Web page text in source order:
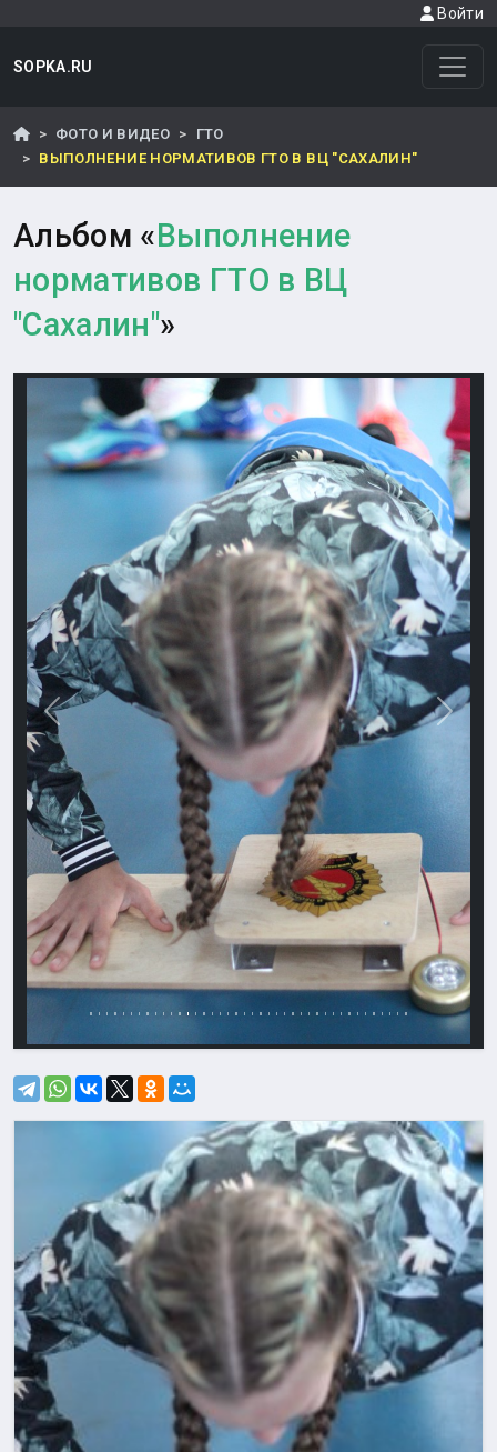
Войти
SOPKA.RU
ФОТО И ВИДЕО
ГТО
ВЫПОЛНЕНИЕ НОРМАТИВОВ ГТО В ВЦ "САХАЛИН"
Альбом «Выполнение
нормативов ГТО в ВЦ
"Сахалин"»
Назад